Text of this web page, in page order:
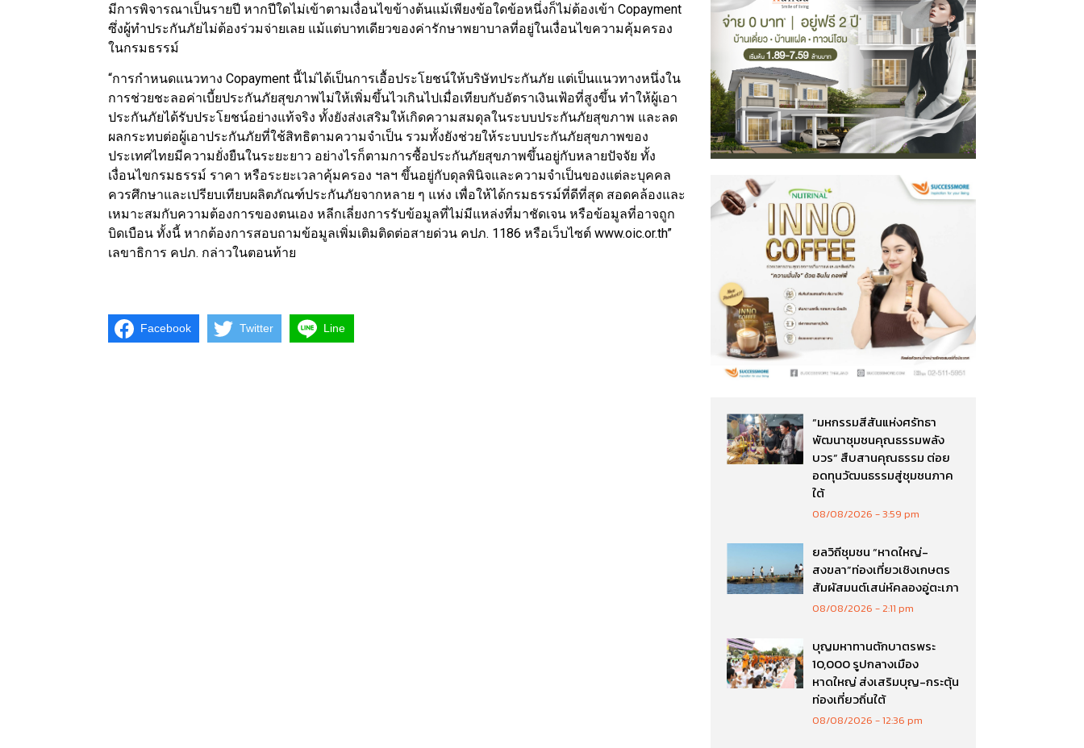
มีการพิจารณาเป็นรายปี หากปีใดไม่เข้าตามเงื่อนไขข้างต้นแม้เพียงข้อใดข้อหนึ่งก็ไม่ต้องเข้า Copayment
ซึ่งผู้ทำประกันภัยไม่ต้องร่วมจ่ายเลย แม้แต่บาทเดียวของค่ารักษาพยาบาลที่อยู่ในเงื่อนไขความคุ้มครอง
ในกรมธรรม์
“การกำหนดแนวทาง Copayment นี้ไม่ได้เป็นการเอื้อประโยชน์ให้บริษัทประกันภัย แต่เป็นแนวทางหนึ่งใน
การช่วยชะลอค่าเบี้ยประกันภัยสุขภาพไม่ให้เพิ่มขึ้นไวเกินไปเมื่อเทียบกับอัตราเงินเฟ้อที่สูงขึ้น ทำให้ผู้เอา
ประกันภัยได้รับประโยชน์อย่างแท้จริง ทั้งยังส่งเสริมให้เกิดความสมดุลในระบบประกันภัยสุขภาพ และลด
ผลกระทบต่อผู้เอาประกันภัยที่ใช้สิทธิตามความจำเป็น รวมทั้งยังช่วยให้ระบบประกันภัยสุขภาพของ
ประเทศไทยมีความยั่งยืนในระยะยาว อย่างไรก็ตามการซื้อประกันภัยสุขภาพขึ้นอยู่กับหลายปัจจัย ทั้ง
เงื่อนไขกรมธรรม์ ราคา หรือระยะเวลาคุ้มครอง ฯลฯ ขึ้นอยู่กับดุลพินิจและความจำเป็นของแต่ละบุคคล
ควรศึกษาและเปรียบเทียบผลิตภัณฑ์ประกันภัยจากหลาย ๆ แห่ง เพื่อให้ได้กรมธรรม์ที่ดีที่สุด สอดคล้องและ
เหมาะสมกับความต้องการของตนเอง หลีกเลี่ยงการรับข้อมูลที่ไม่มีแหล่งที่มาชัดเจน หรือข้อมูลที่อาจถูก
บิดเบือน ทั้งนี้ หากต้องการสอบถามข้อมูลเพิ่มเติมติดต่อสายด่วน คปภ. 1186 หรือเว็บไซต์ www.oic.or.th”
เลขาธิการ คปภ. กล่าวในตอนท้าย
Facebook Twitter Line
“มหกรรมสีสันแห่งศรัทธา
พัฒนาชุมชนคุณธรรมพลัง
บวร” สืบสานคุณธรรม ต่อย
อดทุนวัฒนธรรมสู่ชุมชนภาค
ใต้
08/08/2026 3:59 pm
ยลวิถีชุมชน “หาดใหญ่-
สงขลา”ท่องเที่ยวเชิงเกษตร
สัมผัสมนต์เสน่ห์คลองอู่ตะเภา
08/08/2026 2:11 pm
บุญมหาทานตักบาตรพระ
10,000 รูปกลางเมือง
หาดใหญ่ ส่งเสริมบุญ-กระตุ้น
ท่องเที่ยวถิ่นใต้
08/08/2026 12:36 pm